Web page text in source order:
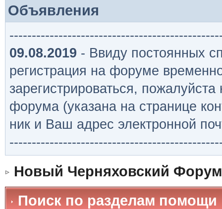
Объявления
09.08.2019 - Ввиду постоянных
регистрация на форуме
зарегистрироваться,
форума (указана на странице
ник и Ваш адрес электронной
Новый Черняховский Форум
Поиск по разделам помощи